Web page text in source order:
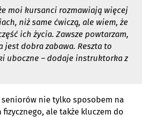
moi kursanci rozmawiają więcej
niż same ćwiczą, ale wiem, że
ich życia. Zawsze powtarzam,
jest dobra zabawa. Reszta to
uboczne – dodaje instruktorka z
nie tylko sposobem na
ale także kluczem do